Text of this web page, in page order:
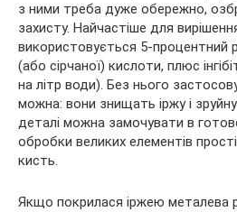
з ними треба дуже обережно,
захисту. Найчастіше для
використовується 5-процентний
(або сірчаної) кислоти, плюс
на літр води). Без нього
можна: вони знищать іржу і
деталі можна замочувати в
обробки великих елементів
кисть.
Якщо покрилася іржею металева